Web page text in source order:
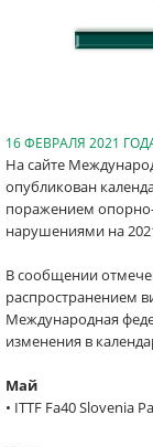
16 ФЕВРАЛЯ 2021
На сайте
опубликован
поражением
нарушениями на
В сообщении
распространением
Международная
изменения в
Май
• ITTF Fa40 Slovenia